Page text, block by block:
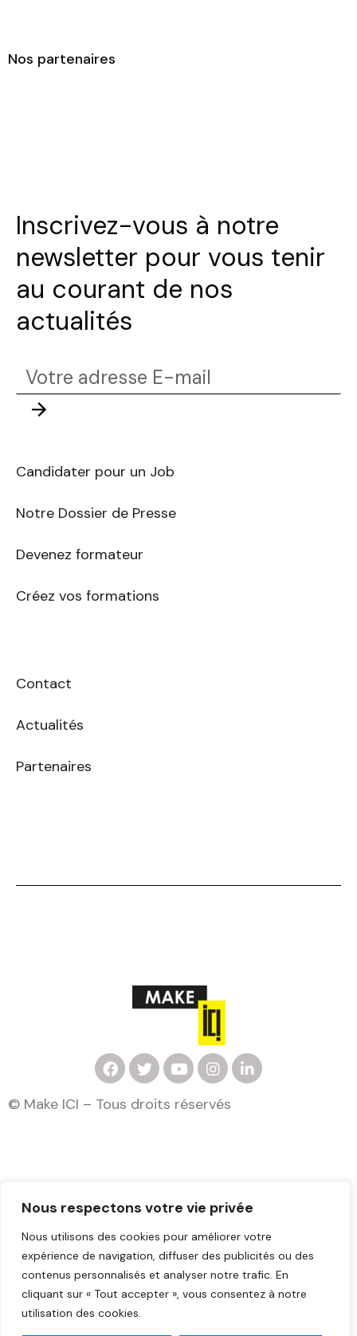
Nous respectons votre vie privée
Nous utilisons des cookies pour améliorer votre
expérience de navigation, diffuser des publicités ou des
contenus personnalisés et analyser notre trafic. En
cliquant sur « Tout accepter », vous consentez à notre
utilisation des cookies.
Nos partenaires
Inscrivez-vous à notre
newsletter pour vous tenir
au courant de nos
actualités
Votre
adresse
E-
Envoyer
Candidater pour un Job
Notre Dossier de Presse
Devenez formateur
Créez vos formations
Contact
Actualités
Partenaires
F
a
c
e
T
w
i
t
Y
o
u
t
I
n
s
t
L
i
n
© Make ICI – Tous droits réservés
Mentions légales